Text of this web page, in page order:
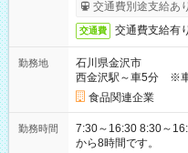
交通費別途支給あり
交通費 交通費支給有り
勤務地
石川県金沢市
西金沢駅～車5分 ※
食品関連企業
勤務時間
7:30～16:30 8:30～16:30 8:30～
から8時間です。